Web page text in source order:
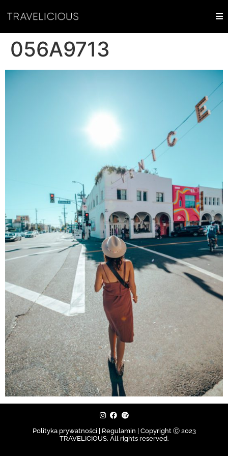
056A9713
Polityka prywatności | Regulamin |
Copyright Ⓒ 2023
TRAVELICIOUS. All rights reserved.